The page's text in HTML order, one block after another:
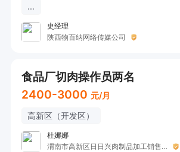
...
史经理
陕西物百纳网络传媒公司
食品厂切肉操作员两名
2400-3000 元/月
高新区（开发区）
杜娜娜
渭南市高新区日日兴肉制品加工销售坊